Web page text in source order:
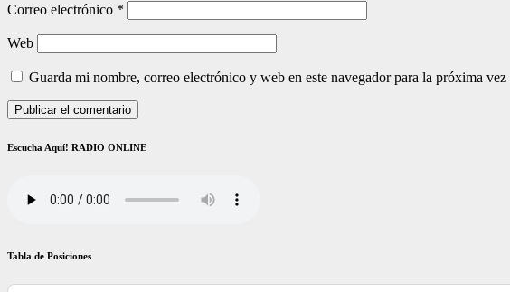
Correo electrónico *
Web
Guarda mi nombre, correo electrónico y web en este navegador para la próxima vez
Escucha Aquí! RADIO ONLINE
Tabla de Posiciones